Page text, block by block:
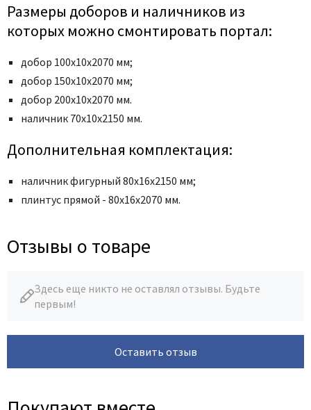
Размеры доборов и наличников из
которых можно смонтировать портал:
добор 100х10х2070 мм;
добор 150х10х2070 мм;
добор 200х10х2070 мм.
наличник 70x10x2150 мм.
Дополнительная комплектация:
наличник фигурный 80х16х2150 мм;
плинтус прямой - 80х16х2070 мм.
Отзывы о товаре
Здесь еще никто не оставлял отзывы. Будьте
первым!
Оставить отзыв